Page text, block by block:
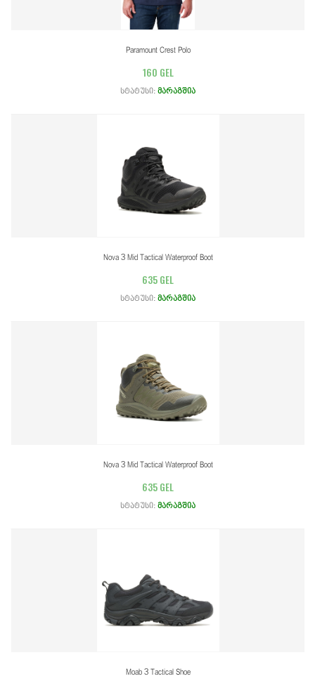
Paramount Crest Polo
160 GEL
სტატუსი: მარაგშია
Nova 3 Mid Tactical Waterproof Boot
635 GEL
სტატუსი: მარაგშია
Nova 3 Mid Tactical Waterproof Boot
635 GEL
სტატუსი: მარაგშია
Moab 3 Tactical Shoe